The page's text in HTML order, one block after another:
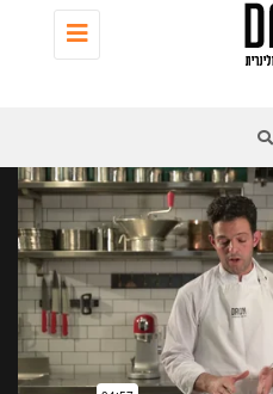
Toggle
navigation